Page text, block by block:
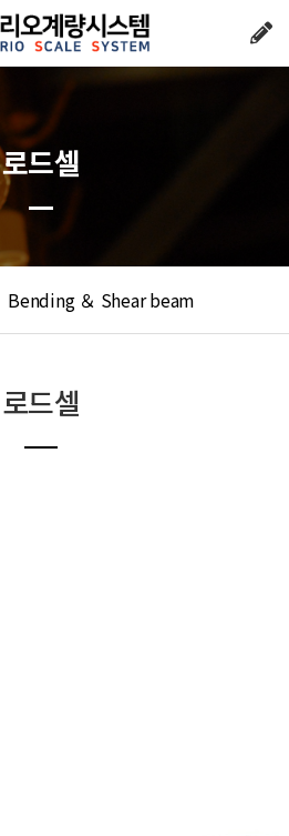
Bending ＆ Shear beam
로드셀
로드셀